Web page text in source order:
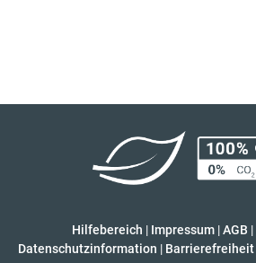
Hilfebereich | Impressum |AGB |
Datenschutzinformation | Barrierefreiheit